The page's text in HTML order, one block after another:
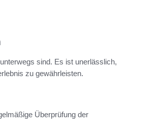
sind. Es ist unerlässlich,
zu gewährleisten.
Überprüfung der